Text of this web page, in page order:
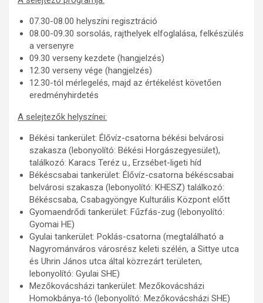
07.30-08.00 helyszíni regisztráció
08.00-09.30 sorsolás, rajthelyek elfoglalása, felkészülés
a versenyre
09.30 verseny kezdete (hangjelzés)
12.30 verseny vége (hangjelzés)
12.30-tól mérlegelés, majd az értékelést követően
eredményhirdetés
A selejtezők helyszínei:
Békési tankerület: Élővíz-csatorna békési belvárosi
szakasza (lebonyolító: Békési Horgászegyesület),
találkozó: Karacs Teréz u., Erzsébet-ligeti híd
Békéscsabai tankerület: Élővíz-csatorna békéscsabai
belvárosi szakasza (lebonyolító: KHESZ) találkozó:
Békéscsaba, Csabagyöngye Kulturális Központ előtt
Gyomaendrődi tankerület: Fűzfás-zug (lebonyolító:
Gyomai HE)
Gyulai tankerület: Poklás-csatorna (megtalálható a
Nagyrománváros városrész keleti szélén, a Sittye utca
és Uhrin János utca által közrezárt területen,
lebonyolító: Gyulai SHE)
Mezőkovácsházi tankerület: Mezőkovácsházi
Homokbánya-tó (lebonyolító: Mezőkovácsházi SHE)